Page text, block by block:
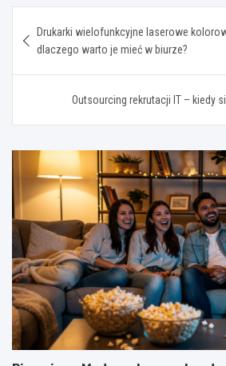
wpisu
Drukarki wielofunkcyjne laserowe
dlaczego warto je mieć w biurze?
Outsourcing rekrutacji IT – kiedy